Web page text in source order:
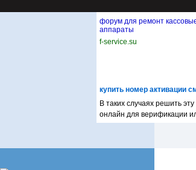
форум для ремонт
аппараты
f-service.su
купить номер активации
В таких случаях решить
онлайн для верификации